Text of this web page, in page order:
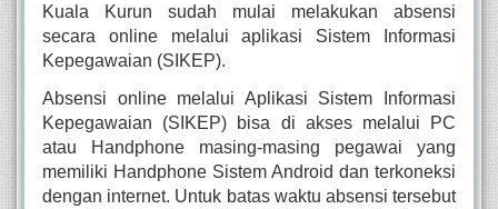
Kuala Kurun sudah mulai melakukan absensi
secara online melalui aplikasi Sistem Informasi
Kepegawaian (SIKEP).
Absensi online melalui Aplikasi Sistem Informasi
Kepegawaian (SIKEP) bisa di akses melalui PC
atau Handphone masing-masing pegawai yang
memiliki Handphone Sistem Android dan terkoneksi
dengan internet. Untuk batas waktu absensi tersebut